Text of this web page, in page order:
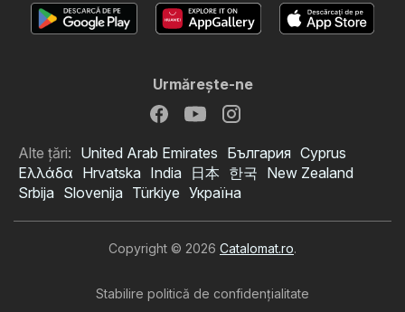
Urmăreşte-ne
Alte țări: United Arab Emirates България Cyprus
Ελλάδα Hrvatska India 日本 한국 New Zealand
Srbija Slovenija Türkiye Україна
Copyright © 2026 Catalomat.ro.
Stabilire politică de confidenţialitate